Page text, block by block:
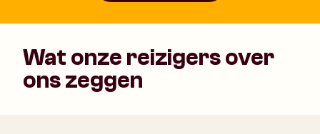
Wat onze reizigers over
ons zeggen